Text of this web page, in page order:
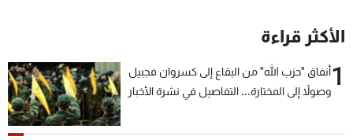
الأكثر قراءة
1أنفاق "حزب الله" من البقاع إلى كسروان فجبيل
وصولاً إلى المختارة... التفاصيل في نشرة الأخبار